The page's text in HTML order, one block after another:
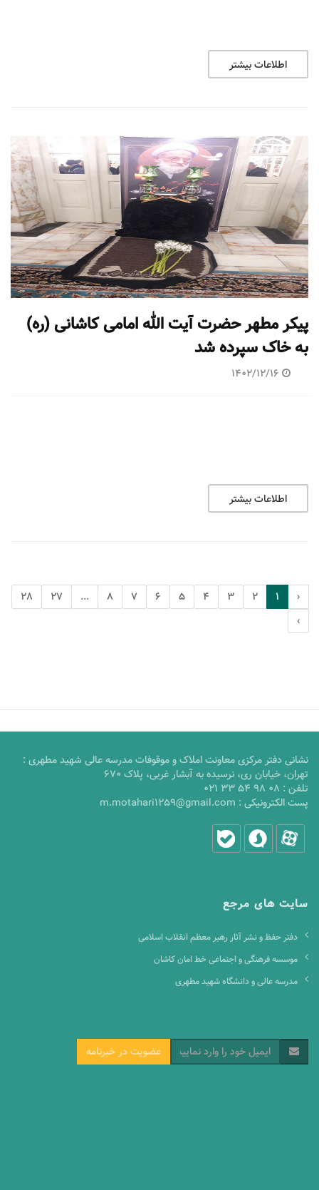
اطلاعات بیشتر
پیکر مطهر حضرت آیت الله امامی کاشانی (ره)
به خاک سپرده شد
1402/12/16
اطلاعات بیشتر
‹
1
2
3
4
5
6
7
8
...
27
28
›
نشانی دفتر مرکزی معاونت املاک و موقوفات مدرسه عالی شهید مطهری :
تهران، خیابان ری، نرسیده به آبشار غربی، پلاک 670
تلفن : 021 33 54 98 08
پست الکترونیکی : m.motahari1259@gmail.com
سایت های مرجع
دفتر حفظ و نشر آثار رهبر معظم انقلاب اسلامی
موسسه فرهنگی و اجتماعی خط امان کاشان
مدرسه عالی و دانشگاه شهید مطهری
عضویت در خبرنامه